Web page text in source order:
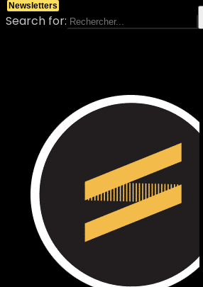
Search for:
Newsletters